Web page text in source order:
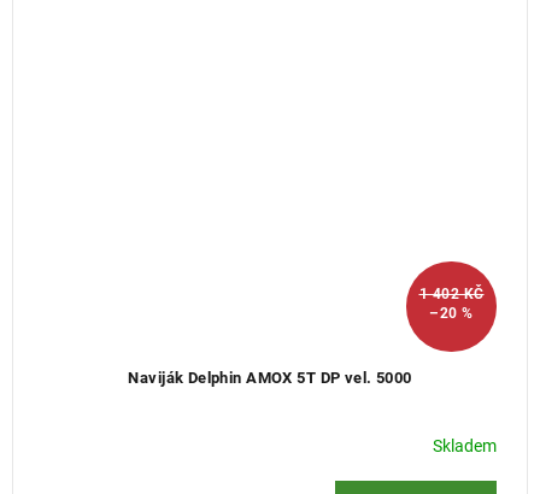
1 402 KČ
–20 %
Naviják Delphin AMOX 5T DP vel. 5000
Skladem